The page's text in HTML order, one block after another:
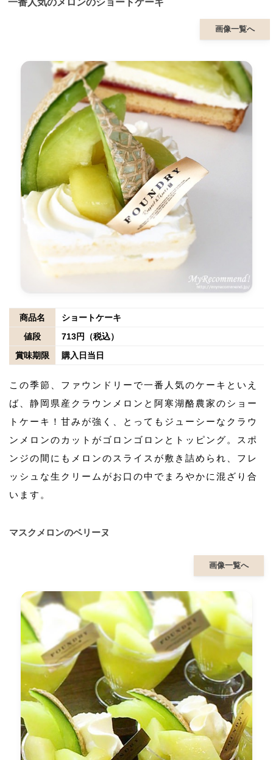
画像一覧へ
商品名
ショートケーキ
値段
713円（税込）
賞味期限
購入日当日
この季節、ファウンドリーで一番人気のケーキといえ
ば、静岡県産クラウンメロンと阿寒湖酪農家のショー
トケーキ！甘みが強く、とってもジューシーなクラウ
ンメロンのカットがゴロンゴロンとトッピング。スポ
ンジの間にもメロンのスライスが敷き詰められ、フレ
ッシュな生クリームがお口の中でまろやかに混ざり合
います。
マスクメロンのベリーヌ
画像一覧へ